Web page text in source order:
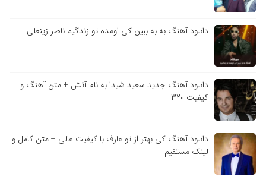
دانلود آهنگ به به ببین کی اومده تو زندگیم ناصر زینعلی
دانلود آهنگ جدید سعید شیدا به نام آتش + متن آهنگ و
کیفیت ۳۲۰
دانلود آهنگ کی بهتر از تو عارف با کیفیت عالی + متن کامل و
لینک مستقیم